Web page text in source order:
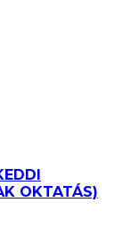
OKTATÁS)